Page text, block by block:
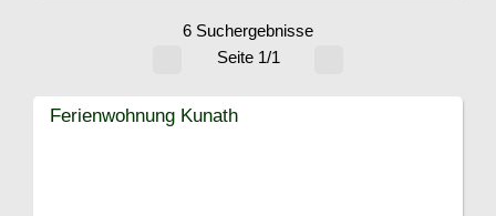
6 Suchergebnisse
Seite 1/1
Ferienwohnung Kunath